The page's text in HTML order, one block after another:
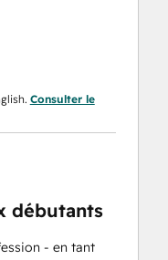
Consulter le
débutants
- en tant